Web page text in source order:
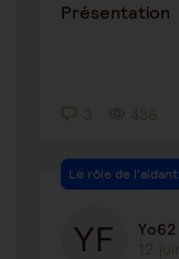
Présentation
Le rôle de l'aidant
Yo62